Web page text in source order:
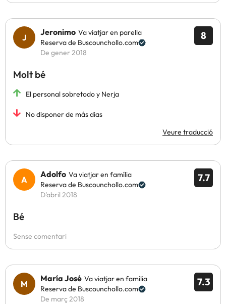
8
Jeronimo Va viatjar en parella
Reserva de Buscounchollo.com
De gener 2018
Molt bé
El personal sobretodo y Nerja
No disponer de más dias
Veure traducció
7.7
Adolfo Va viatjar en família
Reserva de Buscounchollo.com
D’abril 2018
Bé
Sense comentari
7.3
María José Va viatjar en família
Reserva de Buscounchollo.com
De març 2018